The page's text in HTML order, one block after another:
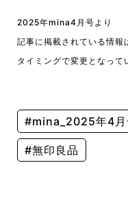
2025年mina4月号より
記事に掲載されている情報
タイミングで変更となって
#mina_2025年4月
#無印良品